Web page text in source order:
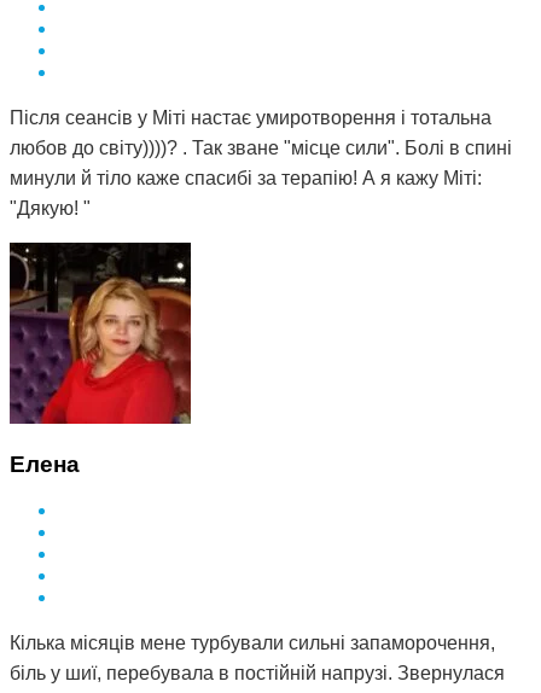
Після сеансів у Міті настає умиротворення і тотальна
любов до світу))))? . Так зване "місце сили". Болі в спині
минули й тіло каже спасибі за терапію! А я кажу Міті:
"Дякую! "
Елена
Кілька місяців мене турбували сильні запаморочення,
біль у шиї, перебувала в постійній напрузі. Звернулася